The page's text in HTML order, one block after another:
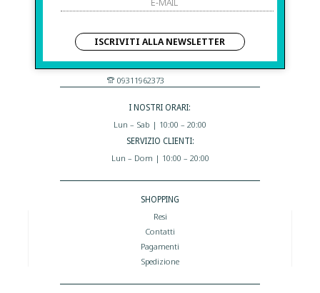
Before S.r.l.s.
Via Della Maestranza , 23
96100 Siracusa - Italia
Eshop@apiedinudinelparcoboutique.com
09311962373
I NOSTRI ORARI:
Lun – Sab | 10:00 – 20:00
SERVIZIO CLIENTI:
Lun – Dom | 10:00 – 20:00
SHOPPING
Resi
Contatti
Pagamenti
Spedizione
ISCRIVITI ALLA NEWSLETTER